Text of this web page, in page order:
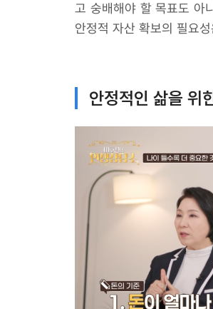
고 숭배해야 할 목표도 아
안정적 자산 확보의 필요
안정적인 삶을 위